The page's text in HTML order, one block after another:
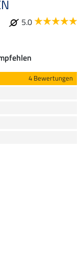
5.0
4 Bewertungen